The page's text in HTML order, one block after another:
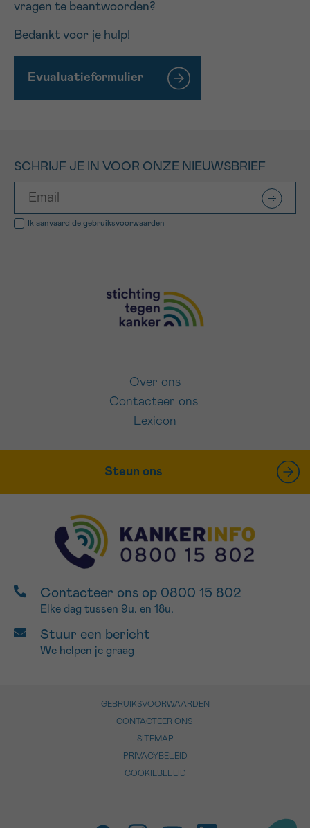
vragen te beantwoorden?
Bedankt voor je hulp!
Evualuatieformulier
SCHRIJF JE IN VOOR ONZE NIEUWSBRIEF
Ik aanvaard de gebruiksvoorwaarden
Over ons
Contacteer ons
Lexicon
Steun ons
Contacteer ons op 0800 15 802
Elke dag tussen 9u. en 18u.
Stuur een bericht
We helpen je graag
GEBRUIKSVOORWAARDEN
CONTACTEER ONS
SITEMAP
PRIVACYBELEID
COOKIEBELEID